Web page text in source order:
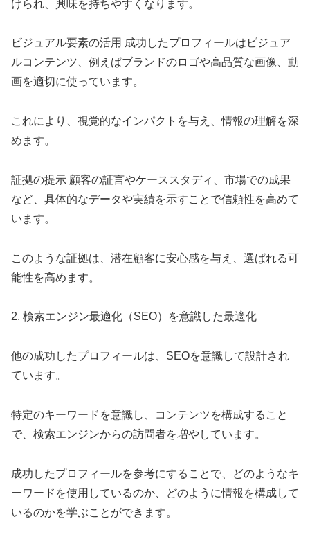
けられ、興味を持ちやすくなります。
ビジュアル要素の活用 成功したプロフィールはビジュア
ルコンテンツ、例えばブランドのロゴや高品質な画像、動
画を適切に使っています。
これにより、視覚的なインパクトを与え、情報の理解を深
めます。
証拠の提示 顧客の証言やケーススタディ、市場での成果
など、具体的なデータや実績を示すことで信頼性を高めて
います。
このような証拠は、潜在顧客に安心感を与え、選ばれる可
能性を高めます。
2. 検索エンジン最適化（SEO）を意識した最適化
他の成功したプロフィールは、SEOを意識して設計され
ています。
特定のキーワードを意識し、コンテンツを構成すること
で、検索エンジンからの訪問者を増やしています。
成功したプロフィールを参考にすることで、どのようなキ
ーワードを使用しているのか、どのように情報を構成して
いるのかを学ぶことができます。